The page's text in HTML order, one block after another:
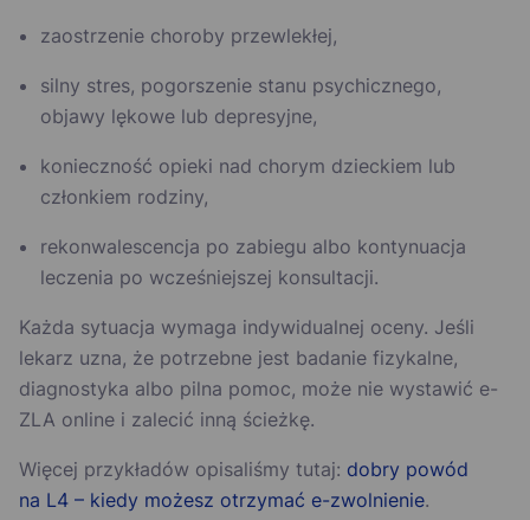
zaostrzenie choroby przewlekłej,
silny stres, pogorszenie stanu psychicznego,
objawy lękowe lub depresyjne,
konieczność opieki nad chorym dzieckiem lub
członkiem rodziny,
rekonwalescencja po zabiegu albo kontynuacja
leczenia po wcześniejszej konsultacji.
Każda sytuacja wymaga indywidualnej oceny. Jeśli
lekarz uzna, że potrzebne jest badanie fizykalne,
diagnostyka albo pilna pomoc, może nie wystawić e-
ZLA online i zalecić inną ścieżkę.
Więcej przykładów opisaliśmy tutaj: dobry powód
na L4 – kiedy możesz otrzymać e-zwolnienie.